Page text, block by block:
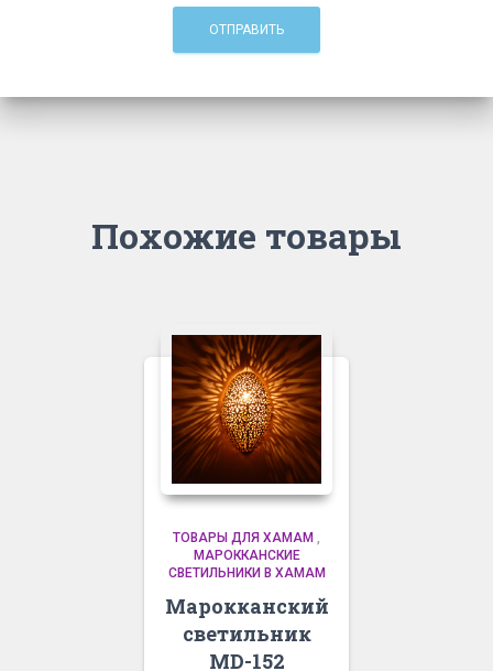
Похожие товары
ТОВАРЫ ДЛЯ ХАМАМ ,
МАРОККАНСКИЕ
СВЕТИЛЬНИКИ В ХАМАМ
Марокканский
светильник
MD-152